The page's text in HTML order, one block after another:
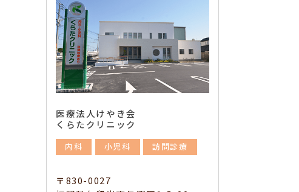
医療法人けやき会
くらたクリニック
内科 小児科 訪問診療
〒830-0027